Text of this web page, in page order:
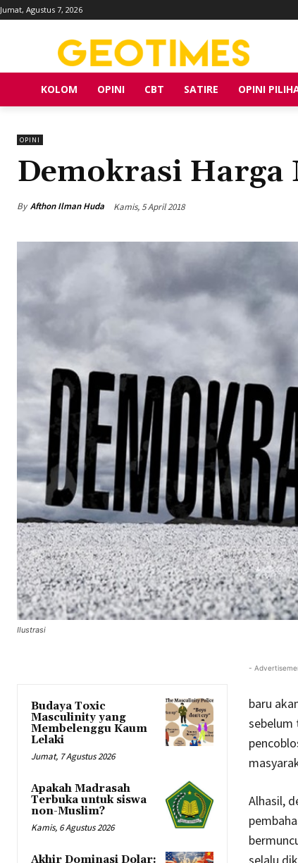
Jumat, Agustus 7, 2026
KOLOM OPINI CBT SATIRE OPINI
OPINI
Demokrasi Harga
By Afthon Ilman Huda Kamis, 5 April 2018
Ilustrasi
Budaya Toxic
Masculinity yang
Membelenggu Kaum
Lelaki
Jumat, 7 Agustus 2026
Apakah Madrasah
Terbuka untuk siswa
non-Muslim?
Kamis, 6 Agustus 2026
Akhir Dominasi Dolar:
-
baru
sebelum
Alhasil,